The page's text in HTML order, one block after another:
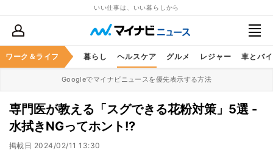
いい仕事は、いい暮らしから
ワーク＆ライフ
ススキル マネー 暮らし ヘルスケア グルメ レジャー 車とバ
Googleでマイナビニュースを優先表示する方法
専門医が教える「スグできる花粉対策」5選 -
水拭きNGってホント!?
掲載日 2024/02/11 13:30